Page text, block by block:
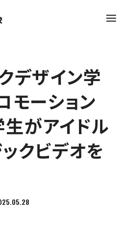
デザイン学
モーション
がアイドル
クビデオを